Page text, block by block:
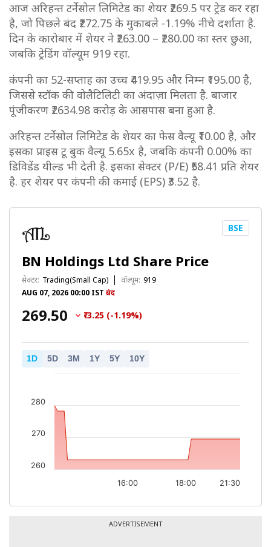
आज अरिहन्त टर्नेसोल लिमिटेड का शेयर ₹269.5 पर ट्रेड कर रहा
है, जो पिछले बंद ₹272.75 के मुकाबले -1.19% नीचे दर्शाता है.
दिन के कारोबार में शेयर ने ₹263.00 – ₹280.00 का स्तर छुआ,
जबकि ट्रेडिंग वॉल्यूम 919 रहा.
कंपनी का 52-सप्ताह का उच्च ₹419.95 और निम्न ₹195.00 है,
जिससे स्टॉक की वोलैटिलिटी का अंदाज़ा मिलता है. बाजार
पूंजीकरण ₹2634.98 करोड़ के आसपास बना हुआ है.
अरिहन्त टर्नेसोल लिमिटेड के शेयर का फेस वैल्यू ₹10.00 है, और
इसका प्राइस टू बुक वैल्यू 5.65x है, जबकि कंपनी 0.00% का
डिविडेंड यील्ड भी देती है. इसका सेक्टर (P/E) ₹58.41 प्रति शेयर
है. हर शेयर पर कंपनी की कमाई (EPS) ₹3.52 है.
BN Holdings Ltd Share Price
सेक्टर: Trading(Small Cap) वॉल्यूम: 919
AUG 07, 2026 00:00 IST बंद
BSE
₹269.50 ₹-3.25 (-1.19%)
1D 5D 3M 1Y 5Y 10Y
16:00 21:30
18:00
260
270
280
ADVERTISEMENT